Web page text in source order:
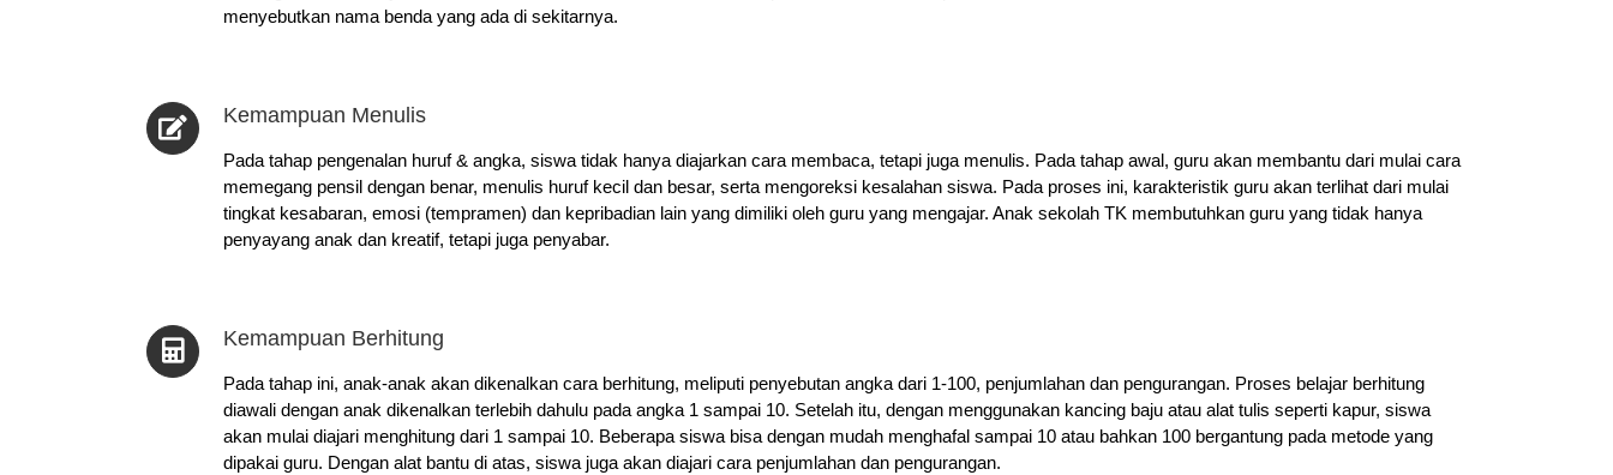
menyebutkan nama benda yang ada di sekitarnya.
Kemampuan Menulis
Pada tahap pengenalan huruf & angka, siswa tidak hanya diajarkan cara membaca, tetapi juga menulis. Pada tahap awal, guru akan membantu dari mulai cara
memegang pensil dengan benar, menulis huruf kecil dan besar, serta mengoreksi kesalahan siswa. Pada proses ini, karakteristik guru akan terlihat dari mulai
tingkat kesabaran, emosi (tempramen) dan kepribadian lain yang dimiliki oleh guru yang mengajar. Anak sekolah TK membutuhkan guru yang tidak hanya
penyayang anak dan kreatif, tetapi juga penyabar.
Kemampuan Berhitung
Pada tahap ini, anak-anak akan dikenalkan cara berhitung, meliputi penyebutan angka dari 1-100, penjumlahan dan pengurangan. Proses belajar berhitung
diawali dengan anak dikenalkan terlebih dahulu pada angka 1 sampai 10. Setelah itu, dengan menggunakan kancing baju atau alat tulis seperti kapur, siswa
akan mulai diajari menghitung dari 1 sampai 10. Beberapa siswa bisa dengan mudah menghafal sampai 10 atau bahkan 100 bergantung pada metode yang
dipakai guru. Dengan alat bantu di atas, siswa juga akan diajari cara penjumlahan dan pengurangan.